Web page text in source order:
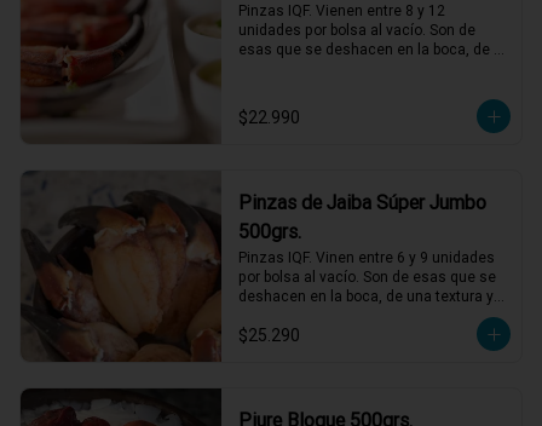
Pinzas IQF. Vienen entre 8 y 12
unidades por bolsa al vacío. Son de
esas que se deshacen en la boca, de
mayonesas de varios sabores.
$22.990
Pinzas de Jaiba Súper Jumbo
500grs.
Pinzas IQF. Vinen entre 6 y 9 unidades
por bolsa al vacío. Son de esas que se
deshacen en la boca, de una textura y
sabor incomparables, solo descongelar
bien y acompañar con mayonesas de
$25.290
Piure Bloque 500grs.